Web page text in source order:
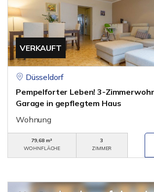
VERKAUFT
Düsseldorf
Pempelforter Leben! 3-
Garage in gepflegtem Haus
Wohnung
79,68 m²
WOHNFLÄCHE
3
ZIMMER